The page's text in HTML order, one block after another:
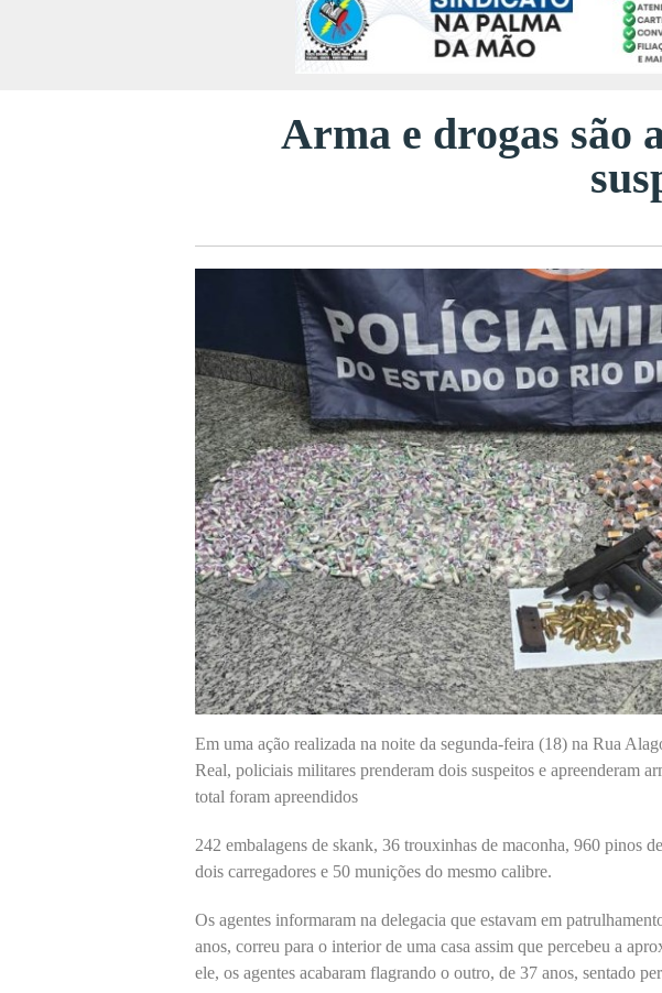
Arma e drogas são
Em uma ação realizada na noite da segunda-feira (18) na Rua
Real, policiais militares prenderam dois suspeitos e apreenderam
total foram apreendidos
242 embalagens de skank, 36 trouxinhas de maconha, 960 pinos
dois carregadores e 50 munições do mesmo calibre.
Os agentes informaram na delegacia que estavam em
anos, correu para o interior de uma casa assim que percebeu a
ele, os agentes acabaram flagrando o outro, de 37 anos, sentado